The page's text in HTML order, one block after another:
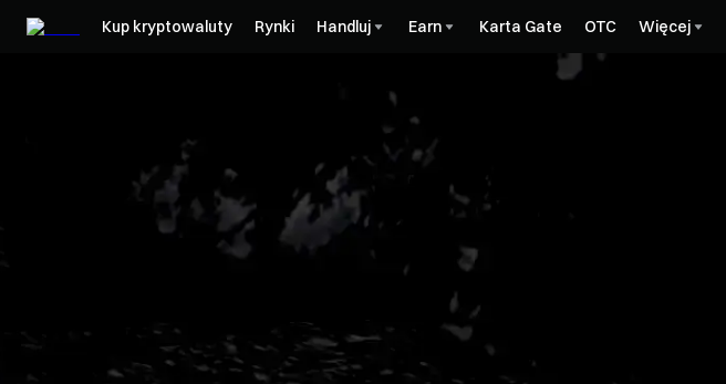
Kup kryptowaluty Rynki Handluj Earn Karta Gate OTC Więcej